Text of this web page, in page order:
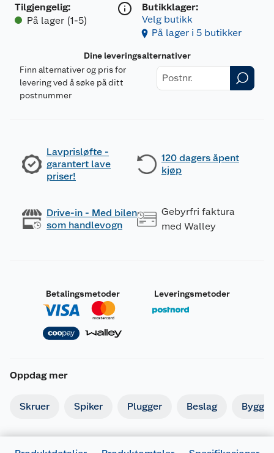
Tilgjengelig:
På lager (1-5)
Butikklager:
Velg butikk
På lager i 5 butikker
Dine leveringsalternativer
Finn alternativer og pris for
levering ved å søke på ditt
postnummer
Lavprisløfte -
garantert lave
priser!
120 dagers åpent
kjøp
Drive-in - Med bilen
som handlevogn
Gebyrfri faktura
med Walley
Betalingsmetoder Leveringsmetoder
Oppdag mer
Skruer Spiker Plugger Beslag